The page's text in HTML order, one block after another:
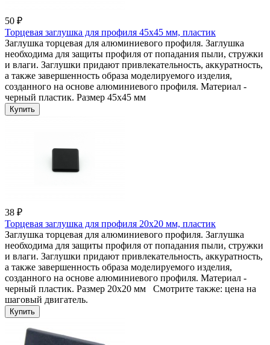
50 ₽
Торцевая заглушка для профиля 45x45 мм, пластик
Заглушка торцевая для алюминиевого профиля. Заглушка
необходима для защиты профиля от попадания пыли, стружки
и влаги. Заглушки придают привлекательность, аккуратность,
а также завершенность образа моделируемого изделия,
созданного на основе алюминиевого профиля. Материал -
черный пластик. Размер 45x45 мм
38 ₽
Торцевая заглушка для профиля 20x20 мм, пластик
Заглушка торцевая для алюминиевого профиля. Заглушка
необходима для защиты профиля от попадания пыли, стружки
и влаги. Заглушки придают привлекательность, аккуратность,
а также завершенность образа моделируемого изделия,
созданного на основе алюминиевого профиля. Материал -
черный пластик. Размер 20x20 мм Смотрите также: цена на
шаговый двигатель.